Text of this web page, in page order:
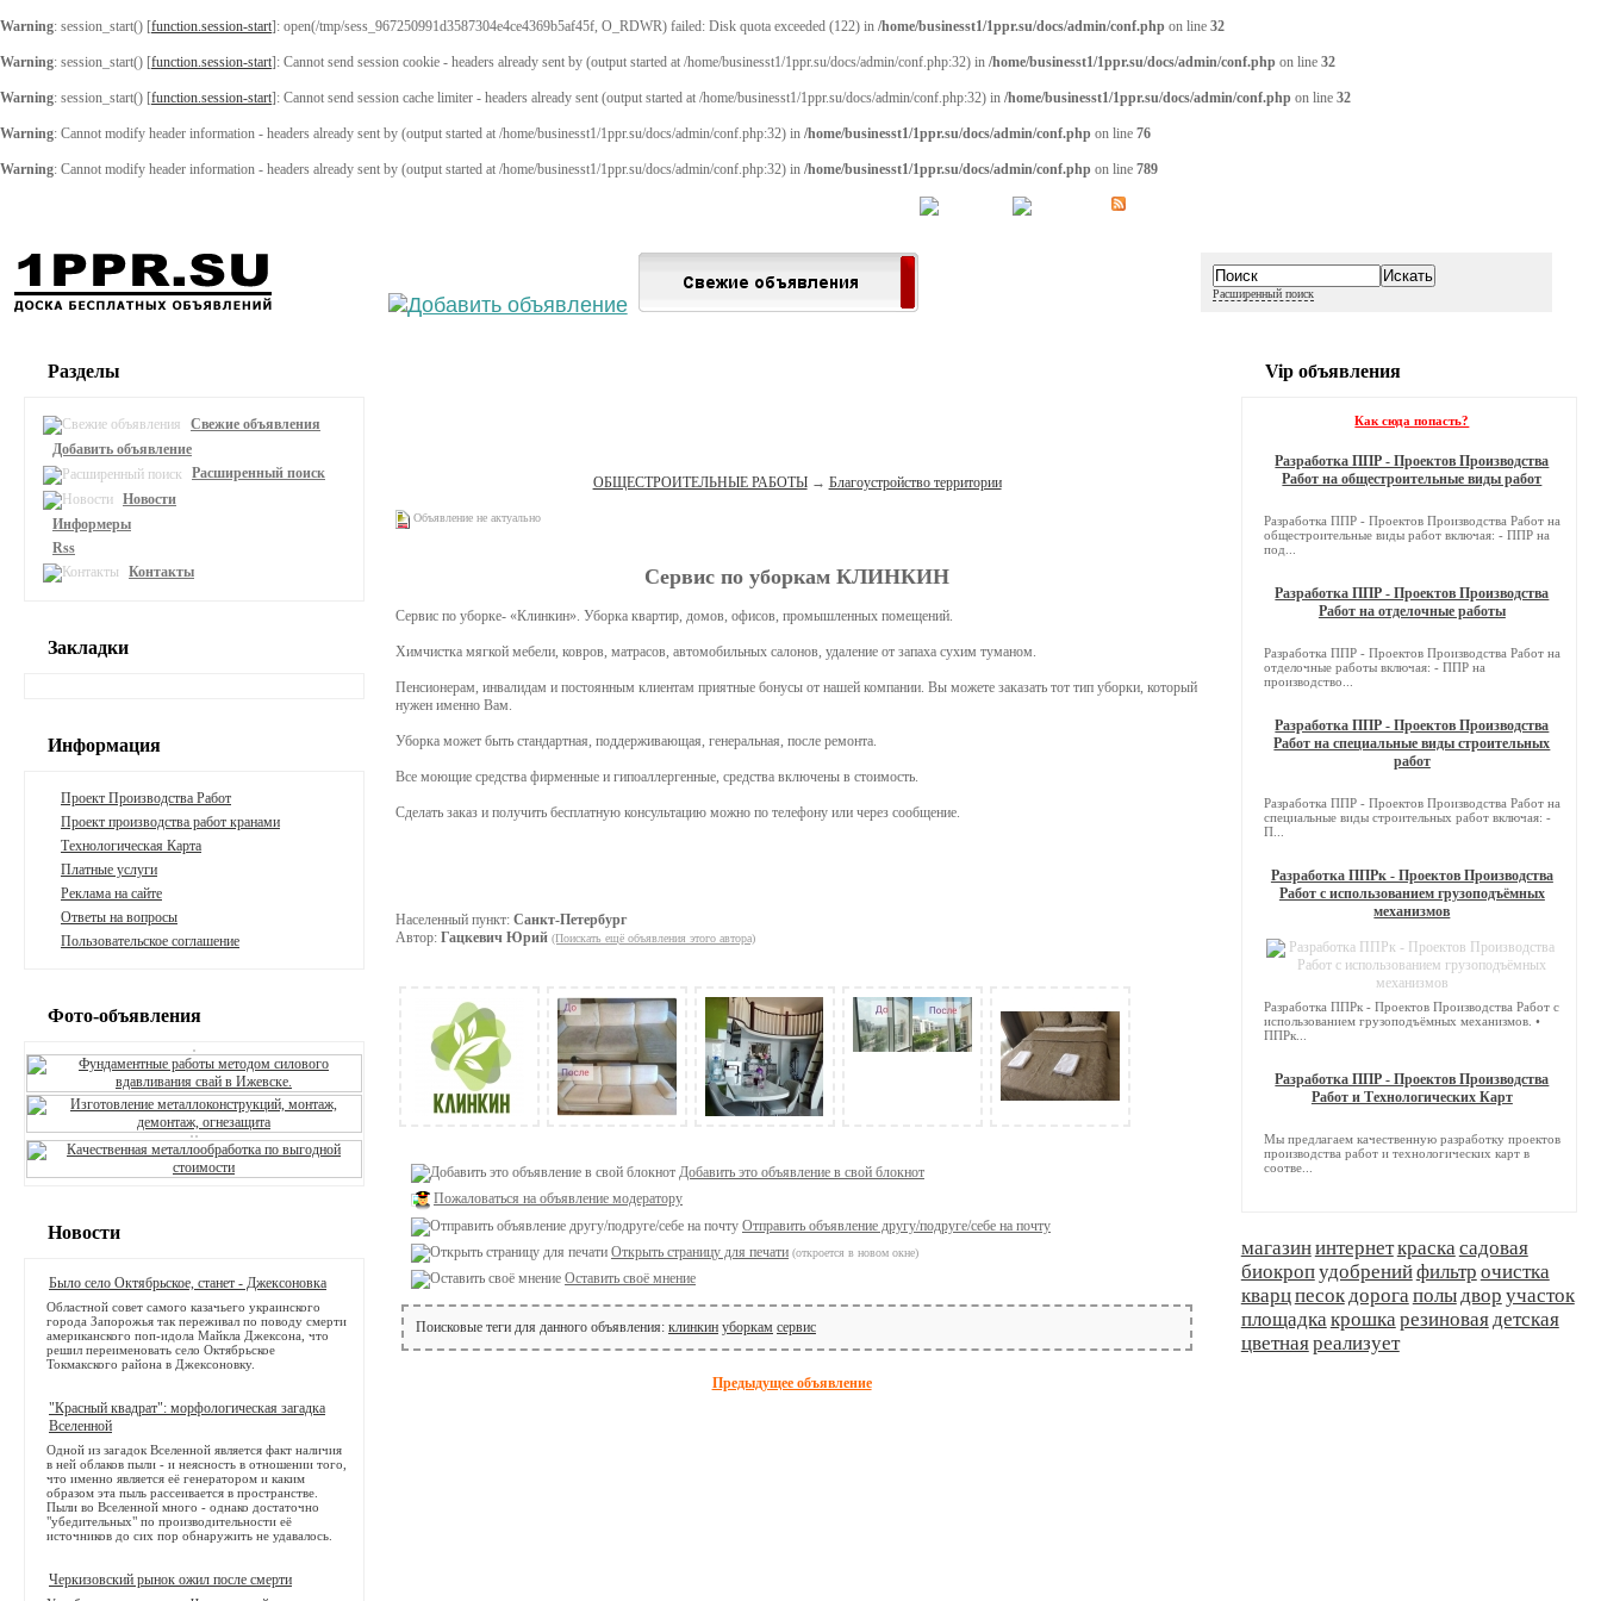
Warning: session_start() [function.session-start]: open(/tmp/sess_967250991d3587304e4ce4369b5af45f, O_RDWR) failed: Disk quota exceeded (122) in /home/businesst1/1ppr.su/docs/admin/conf.php on line 32
Warning: session_start() [function.session-start]: Cannot send session cookie - headers already sent by (output started at /home/businesst1/1ppr.su/docs/admin/conf.php:32) in /home/businesst1/1ppr.su/docs/admin/conf.php on line 32
Warning: session_start() [function.session-start]: Cannot send session cache limiter - headers already sent (output started at /home/businesst1/1ppr.su/docs/admin/conf.php:32) in /home/businesst1/1ppr.su/docs/admin/conf.php on line 32
Warning: Cannot modify header information - headers already sent by (output started at /home/businesst1/1ppr.su/docs/admin/conf.php:32) in /home/businesst1/1ppr.su/docs/admin/conf.php on line 76
Warning: Cannot modify header information - headers already sent by (output started at /home/businesst1/1ppr.su/docs/admin/conf.php:32) in /home/businesst1/1ppr.su/docs/admin/conf.php on line 789
Расширенный поиск
ОБЩЕСТРОИТЕЛЬНЫЕ РАБОТЫ→ Благоустройство территории
Объявление не актуально
Сервис по уборкам КЛИНКИН
Сервис по уборке- «Клинкин». Уборка квартир, домов, офисов, промышленных помещений.
Химчистка мягкой мебели, ковров, матрасов, автомобильных салонов, удаление от запаха сухим туманом.
Пенсионерам, инвалидам и постоянным клиентам приятные бонусы от нашей компании. Вы можете заказать тот тип уборки, который
нужен именно Вам.
Уборка может быть стандартная, поддерживающая, генеральная, после ремонта.
Все моющие средства фирменные и гипоаллергенные, средства включены в стоимость.
Сделать заказ и получить бесплатную консультацию можно по телефону или через сообщение.
Населенный пункт: Санкт-Петербург
Автор: Гацкевич Юрий (Поискать ещё объявления этого автора)
Добавить это объявление в свой блокнот
Пожаловаться на объявление модератору
Отправить объявление другу/подруге/себе на почту
Открыть страницу для печати (откроется в новом окне)
Оставить своё мнение
Поисковые теги для данного объявления: клинкин уборкам сервис
Предыдущее объявление
Разделы
Свежие объявления
Добавить объявление
Расширенный поиск
Новости
Информеры
Rss
Контакты
Закладки
Информация
Проект Производства Работ
Проект производства работ кранами
Технологическая Карта
Платные услуги
Реклама на сайте
Ответы на вопросы
Пользовательское соглашение
Фото-объявления
Новости
Было село Октябрьское, станет - Джексоновка
Областной совет самого казачьего украинского
города Запорожья так переживал по поводу смерти
американского поп-идола Майкла Джексона, что
решил переименовать село Октябрьское
Токмакского района в Джексоновку.
"Красный квадрат": морфологическая загадка
Вселенной
Одной из загадок Вселенной является факт наличия
в ней облаков пыли - и неясность в отношении того,
что именно является её генератором и каким
образом эта пыль рассеивается в пространстве.
Пыли во Вселенной много - однако достаточно
"убедительных" по производительности её
источников до сих пор обнаружить не удавалось.
Черкизовский рынок ожил после смерти
Vip объявления
Как сюда попасть?
Разработка ППР - Проектов Производства
Работ на общестроительные виды работ
Разработка ППР - Проектов Производства Работ на
общестроительные виды работ включая: - ППР на
под...
Разработка ППР - Проектов Производства
Работ на отделочные работы
Разработка ППР - Проектов Производства Работ на
отделочные работы включая: - ППР на
производство...
Разработка ППР - Проектов Производства
Работ на специальные виды строительных
работ
Разработка ППР - Проектов Производства Работ на
специальные виды строительных работ включая: -
П...
Разработка ППРк - Проектов Производства
Работ с использованием грузоподъёмных
механизмов
Разработка ППРк - Проектов Производства Работ с
использованием грузоподъёмных механизмов. •
ППРк...
Разработка ППР - Проектов Производства
Работ и Технологических Карт
Мы предлагаем качественную разработку проектов
производства работ и технологических карт в
соотве...
магазининтернеткраскасадовая
биокропудобренийфильтр очистка
кварцпесокдорогаполыдвор участок
площадкакрошкарезиноваядетская
цветнаяреализует